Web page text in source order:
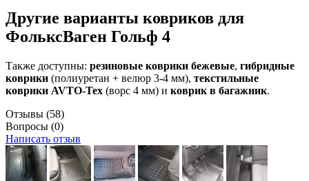
Другие варианты ковриков для
ФольксВаген Гольф 4
Также доступны: резиновые коврики бежевые, гибридные
коврики (полиуретан + велюр 3-4 мм), текстильные
коврики AVTO-Tex (ворс 4 мм) и коврик в багажник.
Отзывы (58)
Вопросы (0)
Написать отзыв